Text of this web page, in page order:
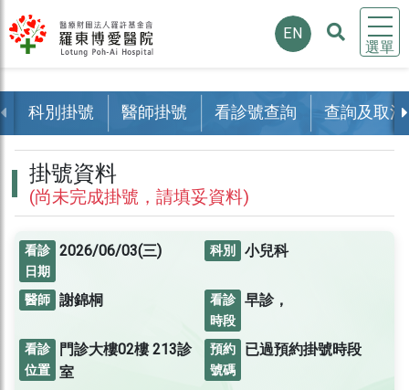
選單
EN
科別掛號 醫師掛號 看診號查詢 查詢及取消
掛號資料
(尚未完成掛號，請填妥資料)
看診
日期
2026/06/03(三) 科別 小兒科
醫師 謝錦桐
看診
時段
早診，
看診
位置
門診大樓02樓213診
室
預約
號碼
已過預約掛號時段